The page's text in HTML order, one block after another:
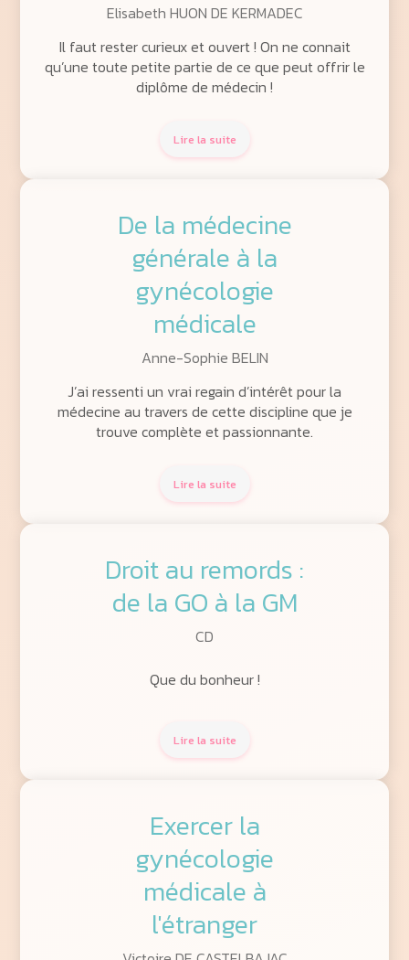
Elisabeth HUON DE KERMADEC
Il faut rester curieux et ouvert ! On ne connait
qu’une toute petite partie de ce que peut offrir le
diplôme de médecin !
Lire la suite
De la médecine
générale à la
gynécologie
médicale
Anne-Sophie BELIN
J’ai ressenti un vrai regain d’intérêt pour la
médecine au travers de cette discipline que je
trouve complète et passionnante.
Lire la suite
Droit au remords :
de la GO à la GM
CD
Que du bonheur !
Lire la suite
Exercer la
gynécologie
médicale à
l'étranger